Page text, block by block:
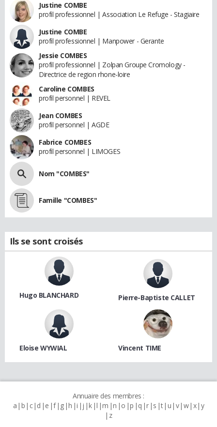
Justine COMBE
profil professionnel | Association Le Refuge - Stagiaire
Justine COMBE
profil professionnel | Manpower - Gerante
Jessie COMBES
profil professionnel | Zolpan Groupe Cromology -
Directrice de region rhone-loire
Caroline COMBES
profil personnel | REVEL
Jean COMBES
profil personnel | AGDE
Fabrice COMBES
profil personnel | LIMOGES
Nom "COMBES"
Famille "COMBES"
Ils se sont croisés
Hugo BLANCHARD Pierre-Baptiste CALLET
Eloise WYWIAL Vincent TIME
Annuaire des membres :
a b c d e f g h i j k l m n o p q r s t u v w x y
z